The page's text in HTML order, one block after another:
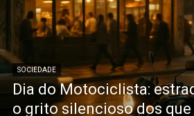
SOCIEDADE
Dia do Motociclista:
o grito silencioso dos